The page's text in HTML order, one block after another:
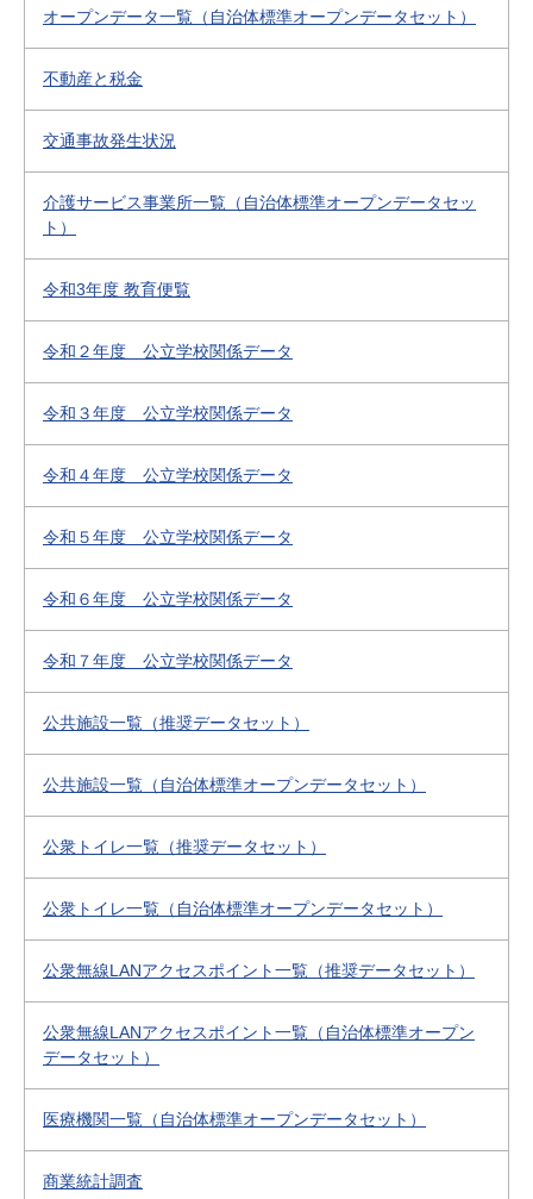
オープンデータ一覧（自治体標準オープンデータセット）
不動産と税金
交通事故発生状況
介護サービス事業所一覧（自治体標準オープンデータセッ
ト）
令和3年度 教育便覧
令和２年度 公立学校関係データ
令和３年度 公立学校関係データ
令和４年度 公立学校関係データ
令和５年度 公立学校関係データ
令和６年度 公立学校関係データ
令和７年度 公立学校関係データ
公共施設一覧（推奨データセット）
公共施設一覧（自治体標準オープンデータセット）
公衆トイレ一覧（推奨データセット）
公衆トイレ一覧（自治体標準オープンデータセット）
公衆無線LANアクセスポイント一覧（推奨データセット）
公衆無線LANアクセスポイント一覧（自治体標準オープン
データセット）
医療機関一覧（自治体標準オープンデータセット）
商業統計調査